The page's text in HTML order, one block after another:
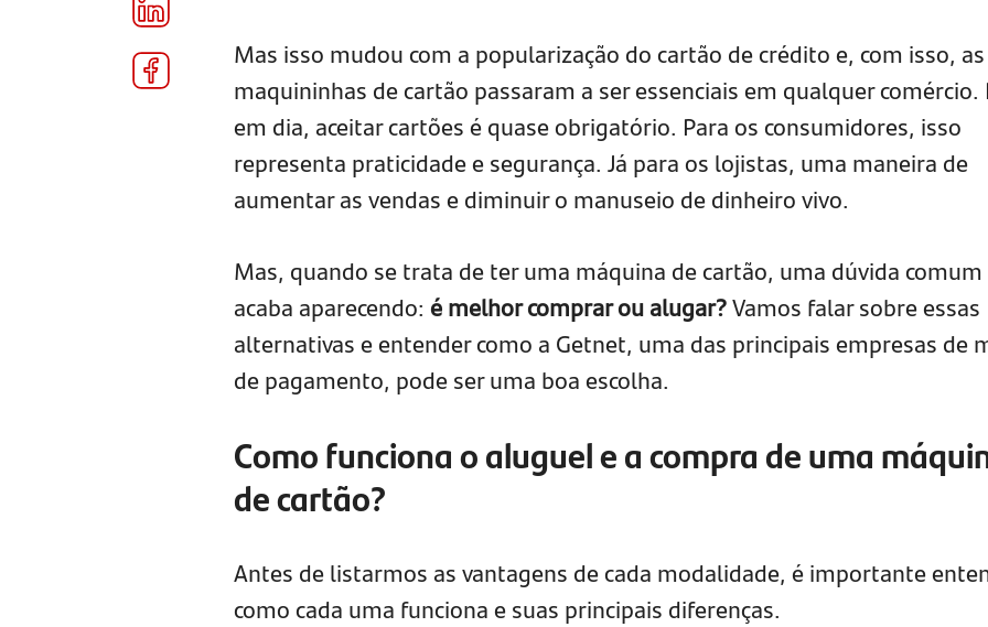
Mas isso mudou com a popularização do cartão de crédito e, com isso, as
maquininhas de cartão passaram a ser essenciais em qualquer comércio.
em dia, aceitar cartões é quase obrigatório. Para os consumidores, isso
representa praticidade e segurança. Já para os lojistas, uma maneira de
aumentar as vendas e diminuir o manuseio de dinheiro vivo.
Mas, quando se trata de ter uma máquina de cartão, uma dúvida comum
acaba aparecendo: é melhor comprar ou alugar?Vamos falar sobre essas
alternativas e entender como a Getnet, uma das principais empresas de
de pagamento, pode ser uma boa escolha.
Como funciona o aluguel e a compra de uma
de cartão?
Antes de listarmos as vantagens de cada modalidade, é importante
como cada uma funciona e suas principais diferenças.